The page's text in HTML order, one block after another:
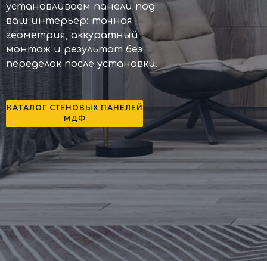
устанавливаем панели под
ваш интерьер: точная
геометрия, аккуратный
монтаж и результат без
переделок после установки.
КАТАЛОГ СТЕНОВЫХ ПАНЕЛЕЙ
МДФ